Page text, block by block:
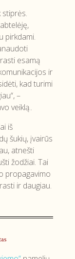
stiprės.
pirkdami.
esamą
ir
kad turimi
–
veiklą..
iš
šukių, įvairūs
atnešti
žodžiai. Tai
propagavimo
ir daugiau.